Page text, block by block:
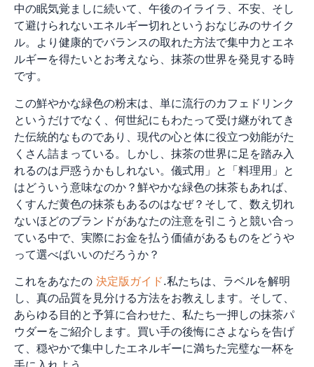
中の眠気覚ましに続いて、午後のイライラ、不安、そし
て避けられないエネルギー切れというおなじみのサイク
ル。より健康的でバランスの取れた方法で集中力とエネ
ルギーを得たいとお考えなら、抹茶の世界を発見する時
です。
この鮮やかな緑色の粉末は、単に流行のカフェドリンク
というだけでなく、何世紀にもわたって受け継がれてき
た伝統的なものであり、現代の心と体に役立つ効能がた
くさん詰まっている。しかし、抹茶の世界に足を踏み入
れるのは戸惑うかもしれない。儀式用」と「料理用」と
はどういう意味なのか？鮮やかな緑色の抹茶もあれば、
くすんだ黄色の抹茶もあるのはなぜ？そして、数え切れ
ないほどのブランドがあなたの注意を引こうと競い合っ
ている中で、実際にお金を払う価値があるものをどうや
って選べばいいのだろうか？
これをあなたの 決定版ガイド.私たちは、ラベルを解明
し、真の品質を見分ける方法をお教えします。そして、
あらゆる目的と予算に合わせた、私たち一押しの抹茶パ
ウダーをご紹介します。買い手の後悔にさよならを告げ
て、穏やかで集中したエネルギーに満ちた完璧な一杯を